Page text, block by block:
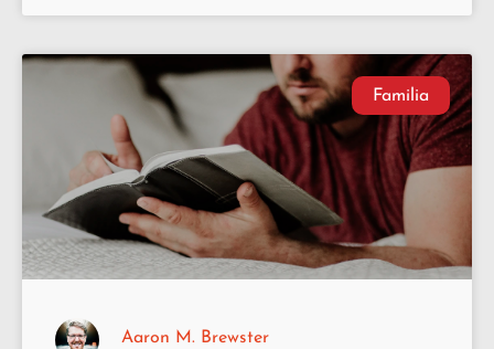
Familia
Aaron M. Brewster